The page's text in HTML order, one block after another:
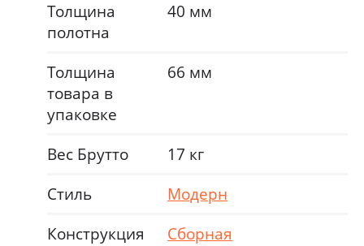
Толщина
полотна
40 мм
Толщина
товара в
упаковке
66 мм
Вес Брутто
17 кг
Стиль
Модерн
Конструкция
Сборная